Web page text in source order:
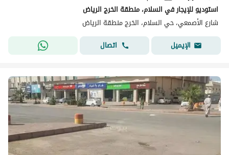
استوديو للإيجار في السلام، منطقة الخرج الرياض
شارع الأصمعي، حي السلام، الخرج منطقة الرياض
الإيميل
اتصال